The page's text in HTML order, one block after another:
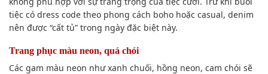
tiệc có dress code theo phong cách boho hoặc casual, denim
nên được “cất tủ” trong ngày đặc biệt này.
Trang phục màu neon, quá chói
Các gam màu neon như xanh chuối, hồng neon, cam chói sẽ